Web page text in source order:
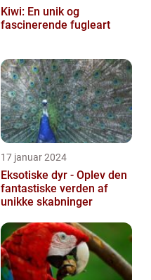
Kiwi: En unik og
fascinerende fugleart
17 januar 2024
Eksotiske dyr - Oplev den
fantastiske verden af
unikke skabninger